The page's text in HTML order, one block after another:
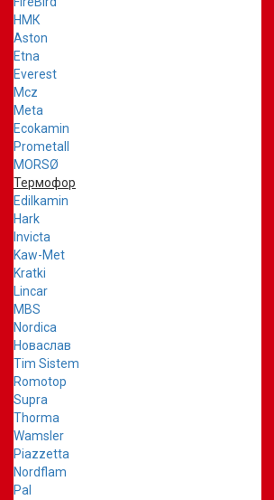
НМК
Aston
Etna
Everest
Mcz
Meta
Ecokamin
Prometall
MORSØ
Термофор
Edilkamin
Hark
Invicta
Kaw-Met
Kratki
Lincar
MBS
Nordica
Новаслав
Tim Sistem
Romotop
Supra
Thorma
Wamsler
Piazzetta
Nordflam
Pal